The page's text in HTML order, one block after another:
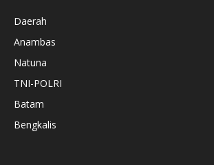
Daerah
Anambas
Natuna
TNI-POLRI
Batam
Bengkalis